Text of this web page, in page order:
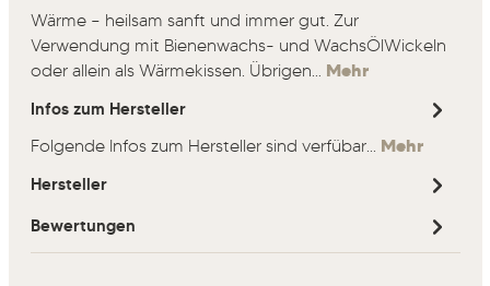
Wärme – heilsam sanft und immer gut. Zur
Verwendung mit Bienenwachs- und WachsÖlWickeln
oder allein als Wärmekissen. Übrigen… Mehr
Infos zum Hersteller
Folgende Infos zum Hersteller sind verfübar... Mehr
Hersteller
Bewertungen